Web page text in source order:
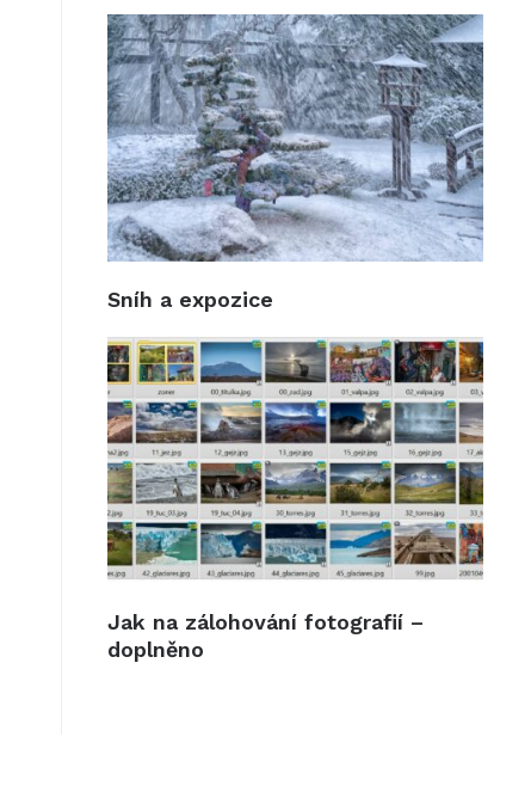
Sníh a expozice
Jak na zálohování fotografií –
doplněno